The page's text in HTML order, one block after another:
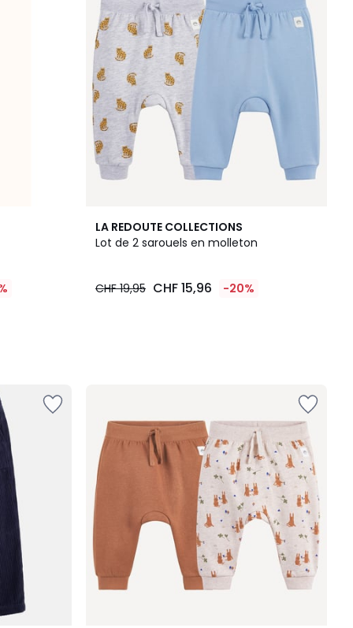
LA REDOUTE COLLECTIONS
Lot de 2 sarouels en molleton
CHF 19,95 CHF 15,96 -20%